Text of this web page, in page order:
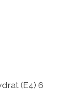
(E4) 6